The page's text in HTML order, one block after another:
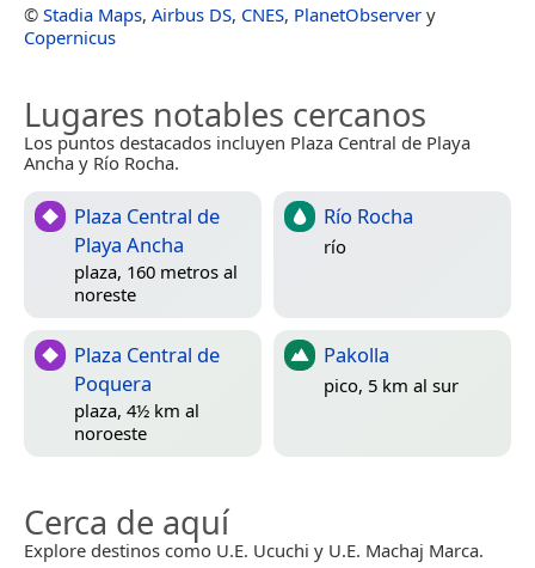
© Stadia Maps, Airbus DS, CNES, PlanetObserver y
Copernicus
Lugares notables cercanos
Los puntos destacados incluyen Plaza Central de Playa
Ancha y Río Rocha.
Plaza Central de
Playa Ancha
plaza, 160 metros al
noreste
Río Rocha
río
Plaza Central de
Poquera
plaza, 4½ km al
noroeste
Pakolla
pico, 5 km al sur
Cerca de aquí
Explore destinos como U.E. Ucuchi y U.E. Machaj Marca.